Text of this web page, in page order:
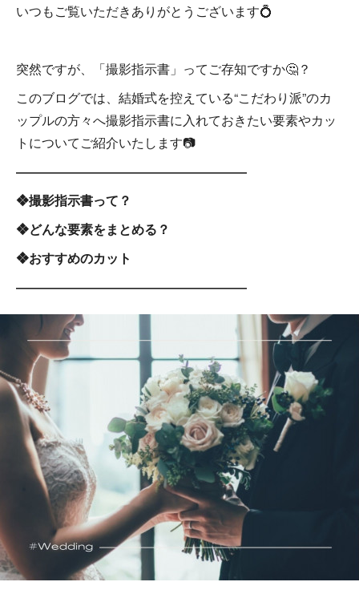
いつもご覧いただきありがとうございます💍
突然ですが、「撮影指示書」ってご存知ですか🤔？
このブログでは、結婚式を控えている“こだわり派”のカ
ップルの方々へ撮影指示書に入れておきたい要素やカッ
トについてご紹介いたします📷
――――――――――――――――――
❖撮影指示書って？
❖どんな要素をまとめる？
❖おすすめのカット
――――――――――――――――――